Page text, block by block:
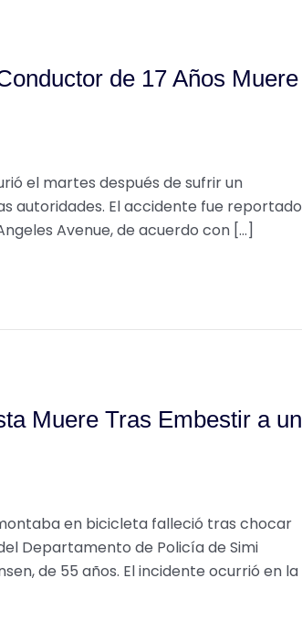
de 17 Años Muere
el martes después de sufrir un
autoridades. El accidente fue reportado
Avenue, de acuerdo con […]
Muere Tras Embestir a un
en bicicleta falleció tras chocar
Departamento de Policía de Simi
de 55 años. El incidente ocurrió en la